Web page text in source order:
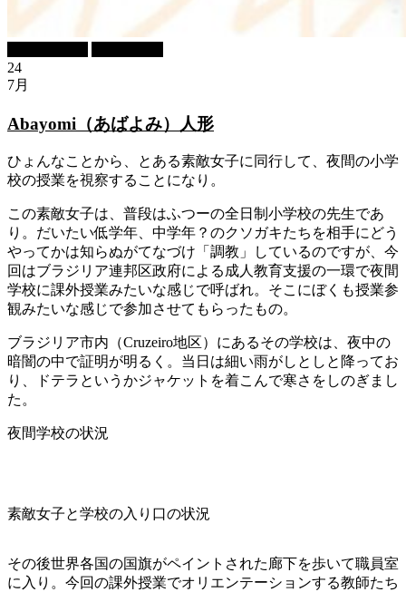
24
7月
Abayomi（あばよみ）人形
ひょんなことから、とある素敵女子に同行して、夜間の小学
校の授業を視察することになり。
この素敵女子は、普段はふつーの全日制小学校の先生であ
り。だいたい低学年、中学年？のクソガキたちを相手にどう
やってかは知らぬがてなづけ「調教」しているのですが、今
回はブラジリア連邦区政府による成人教育支援の一環で夜間
学校に課外授業みたいな感じで呼ばれ。そこにぼくも授業参
観みたいな感じで参加させてもらったもの。
ブラジリア市内（Cruzeiro地区）にあるその学校は、夜中の
暗闇の中で証明が明るく。当日は細い雨がしとしと降ってお
り、ドテラというかジャケットを着こんで寒さをしのぎまし
た。
夜間学校の状況
素敵女子と学校の入り口の状況
その後世界各国の国旗がペイントされた廊下を歩いて職員室
に入り。今回の課外授業でオリエンテーションする教師たち